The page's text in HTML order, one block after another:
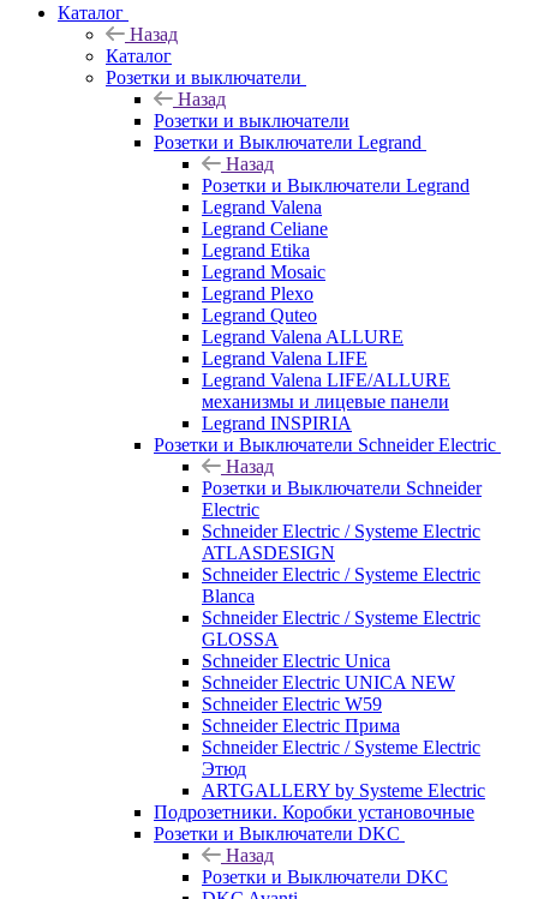
Каталог
Назад
Каталог
Розетки и выключатели
Назад
Розетки и выключатели
Розетки и Выключатели Legrand
Назад
Розетки и Выключатели Legrand
Legrand Valena
Legrand Celiane
Legrand Etika
Legrand Mosaic
Legrand Plexo
Legrand Quteo
Legrand Valena ALLURE
Legrand Valena LIFE
Legrand Valena LIFE/ALLURE
механизмы и лицевые панели
Legrand INSPIRIA
Розетки и Выключатели Schneider Electric
Назад
Розетки и Выключатели Schneider
Electric
Schneider Electric / Systeme Electric
ATLASDESIGN
Schneider Electric / Systeme Electric
Blanca
Schneider Electric / Systeme Electric
GLOSSA
Schneider Electric Unica
Schneider Electric UNICA NEW
Schneider Electric W59
Schneider Electric Прима
Schneider Electric / Systeme Electric
Этюд
ARTGALLERY by Systeme Electric
Подрозетники. Коробки установочные
Розетки и Выключатели DKC
Назад
Розетки и Выключатели DKC